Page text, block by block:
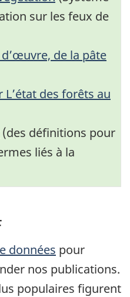
sur les feux de
de la pâte
des forêts au
(des définitions pour
liés à la
données pour
nos publications.
populaires figurent